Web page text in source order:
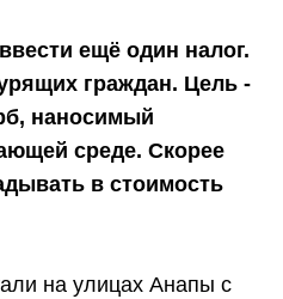
ещё один налог.
граждан. Цель -
наносимый
среде. Скорее
в стоимость
на улицах Анапы с